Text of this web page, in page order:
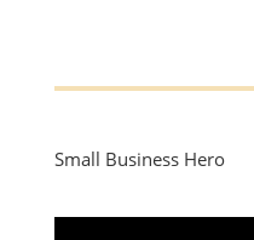
Small Business Hero